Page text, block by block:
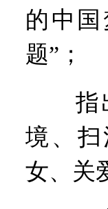
的中
题”；
指出
境、
女、关